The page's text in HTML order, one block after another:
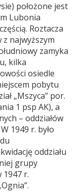
położone jest
Lubonia
Roztacza
najwyższym
zamyka
kilka
osiedle
pobytu
„Mszyca” por.
1 psp AK), a
– oddziałów
1949 r. było
oddziału
grupy
r.